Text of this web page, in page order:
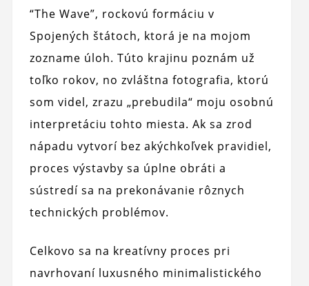
“The Wave”, rockovú formáciu v
Spojených štátoch, ktorá je na mojom
zozname úloh. Túto krajinu poznám už
toľko rokov, no zvláštna fotografia, ktorú
som videl, zrazu „prebudila“ moju osobnú
interpretáciu tohto miesta. Ak sa zrod
nápadu vytvorí bez akýchkoľvek pravidiel,
proces výstavby sa úplne obráti a
sústredí sa na prekonávanie rôznych
technických problémov.
Celkovo sa na kreatívny proces pri
navrhovaní luxusného minimalistického